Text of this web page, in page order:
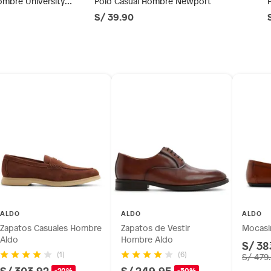
tecnología, línea blanca, colchones, muebles,
suplementos alimenticios, vitaminas.
S/ 39.90
ALDO
Zapatos Casuales Hombre
Aldo
(1)
ALDO
Zapatos de Vestir
Hombre Aldo
(6)
ALDO
S/
S/